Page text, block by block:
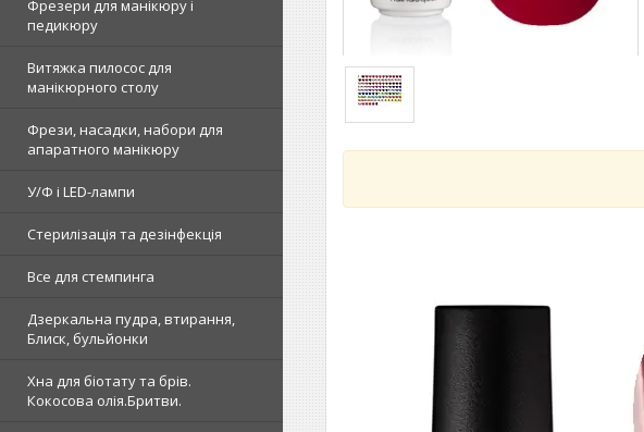
Фрезери для манікюру і
педикюру
Витяжка пилосос для
манікюрного столу
Фрези, насадки, набори для
апаратного манікюру
У/Ф і LED-лампи
Стерилізація та дезінфекція
Все для стемпинга
Дзеркальна пудра, втирання,
Блиск, бульйонки
Хна для біотату та брів.
Кокосова олія.Бритви.